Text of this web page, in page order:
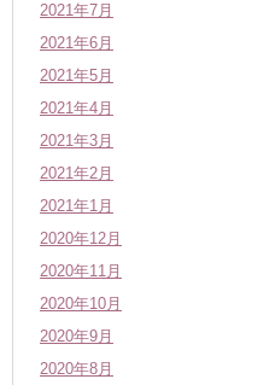
2021年7月
2021年6月
2021年5月
2021年4月
2021年3月
2021年2月
2021年1月
2020年12月
2020年11月
2020年10月
2020年9月
2020年8月